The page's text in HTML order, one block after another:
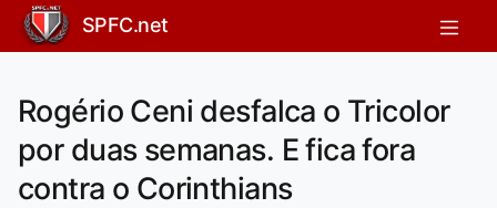
SPFC.net
Rogério Ceni desfalca o Tricolor
por duas semanas. E fica fora
contra o Corinthians